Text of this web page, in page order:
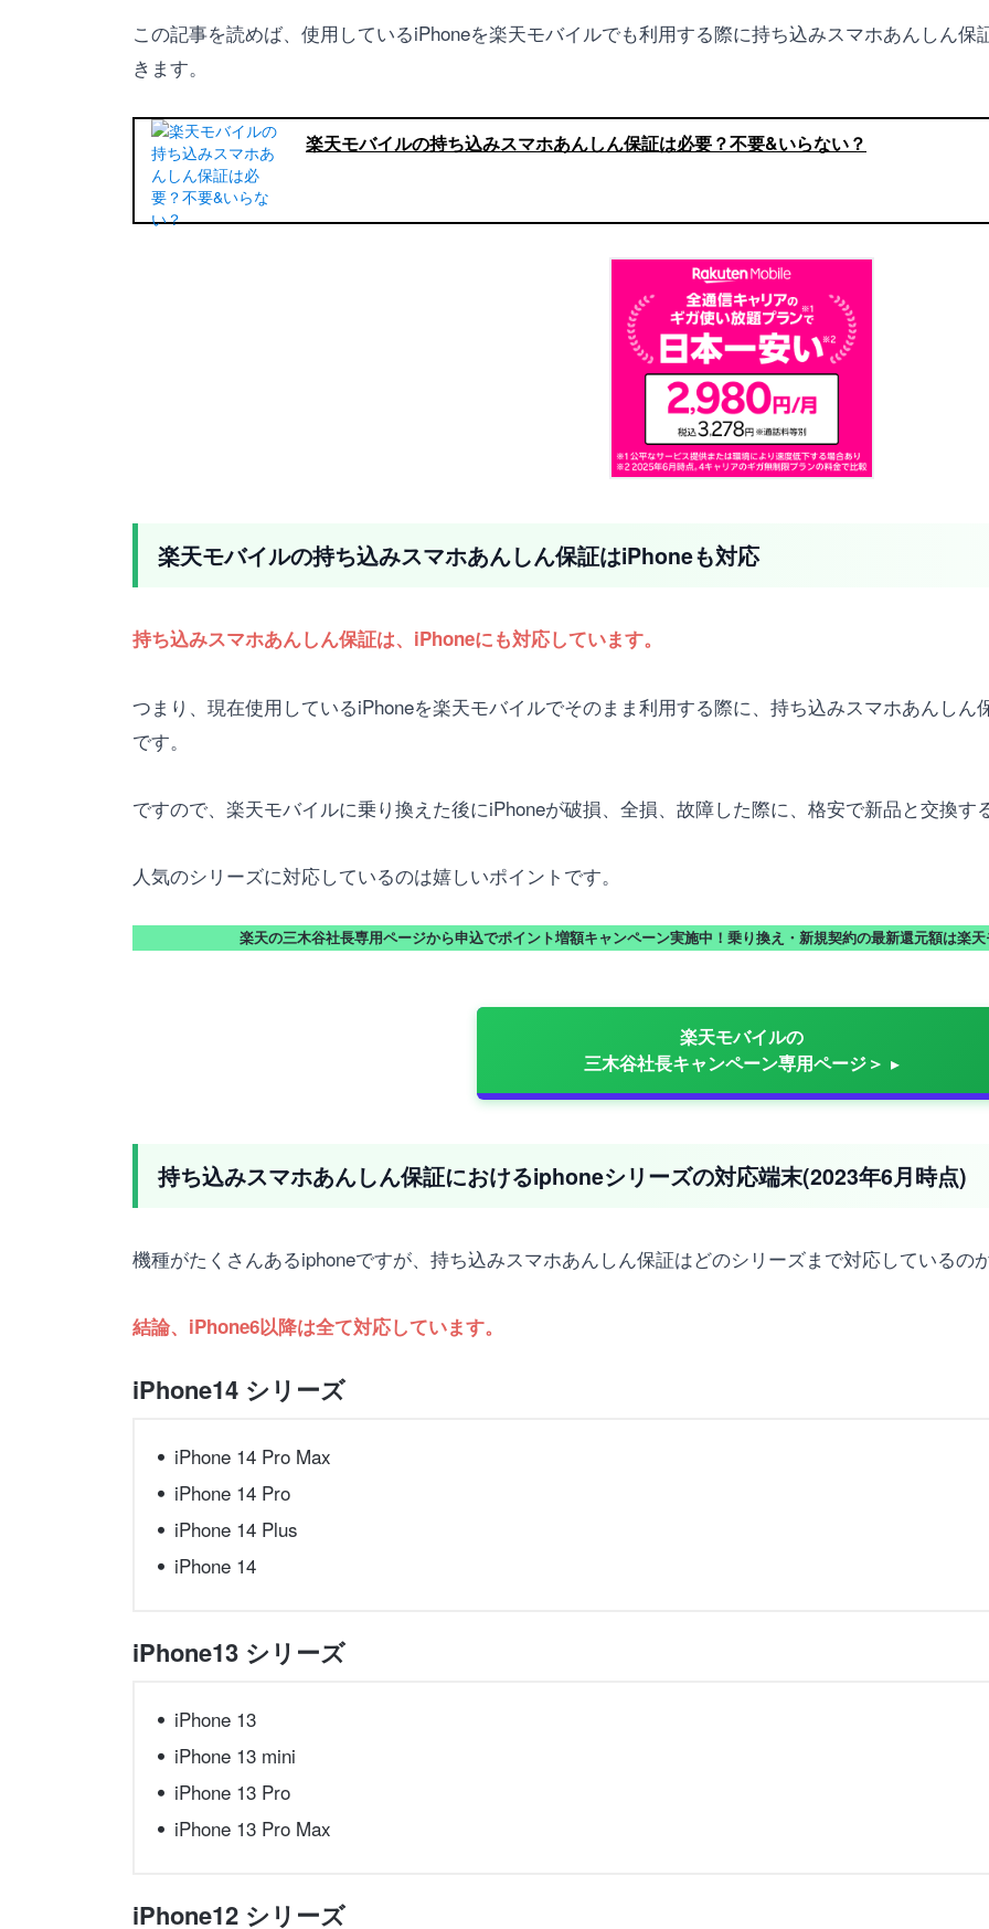
この記事を読めば、使用しているiPhoneを楽天モバイルでも利用する際に持ち込みスマホあんしん
きます。
楽天モバイルの持ち込みスマホあんしん保証は必要？不要&いらない？
楽天モバイルの持ち込みスマホあんしん保証はiPhoneも対応
持ち込みスマホあんしん保証は、iPhoneにも対応しています。
つまり、現在使用しているiPhoneを楽天モバイルでそのまま利用する際に、持ち込みスマホあんし
です。
ですので、楽天モバイルに乗り換えた後にiPhoneが破損、全損、故障した際に、格安で新品と交換す
人気のシリーズに対応しているのは嬉しいポイントです。
楽天の三木谷社長専用ページから申込でポイント増額キャンペーン実施中！乗り換え・新規契約の最新還元額は楽
楽天モバイルの
三木谷社長キャンペーン専用ページ＞
持ち込みスマホあんしん保証におけるiphoneシリーズの対応端末(2023年6月時点)
機種がたくさんあるiphoneですが、持ち込みスマホあんしん保証はどのシリーズまで対応しているの
結論、iPhone6以降は全て対応しています。
iPhone14 シリーズ
iPhone 14 Pro Max
iPhone 14 Pro
iPhone 14 Plus
iPhone 14
iPhone13 シリーズ
iPhone 13
iPhone 13 mini
iPhone 13 Pro
iPhone 13 Pro Max
iPhone12 シリーズ